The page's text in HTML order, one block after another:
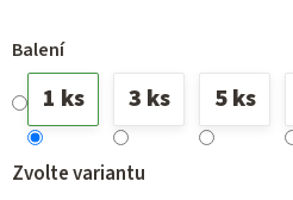
Balení
1 ks 3 ks 5 ks
Zvolte variantu